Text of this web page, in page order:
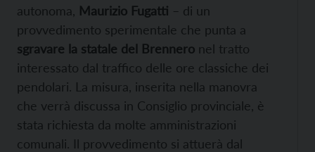
autonoma, Maurizio Fugatti – di un
provvedimento sperimentale che punta a
sgravare la statale del Brennero nel tratto
interessato dal traffico delle ore classiche dei
pendolari. La misura, inserita nella manovra
che verrà discussa in Consiglio provinciale, è
stata richiesta da molte amministrazioni
comunali. Il provvedimento si attuerà dal